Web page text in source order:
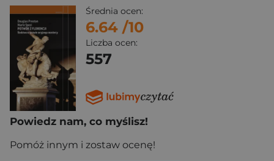
Średnia ocen:
6.64 /10
Liczba ocen:
557
Powiedz nam, co myślisz!
Pomóż innym i zostaw ocenę!